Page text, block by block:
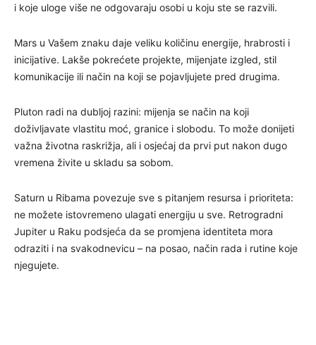
i koje uloge više ne odgovaraju osobi u koju ste se razvili.
Mars u Vašem znaku daje veliku količinu energije, hrabrosti i
inicijative. Lakše pokrećete projekte, mijenjate izgled, stil
komunikacije ili način na koji se pojavljujete pred drugima.
Pluton radi na dubljoj razini: mijenja se način na koji
doživljavate vlastitu moć, granice i slobodu. To može donijeti
važna životna raskrižja, ali i osjećaj da prvi put nakon dugo
vremena živite u skladu sa sobom.
Saturn u Ribama povezuje sve s pitanjem resursa i prioriteta:
ne možete istovremeno ulagati energiju u sve. Retrogradni
Jupiter u Raku podsjeća da se promjena identiteta mora
odraziti i na svakodnevicu – na posao, način rada i rutine koje
njegujete.